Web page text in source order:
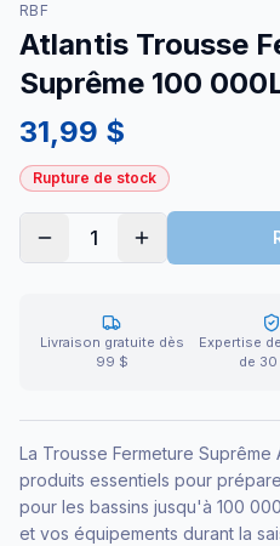
RBF
Atlantis Trousse
Suprême 100
31,99 $
Rupture de stock
1
Livraison gratuite dès
99 $
Expertise
de 30
La Trousse Fermeture
produits essentiels pour
pour les bassins jusqu'à 100
et vos équipements durant la